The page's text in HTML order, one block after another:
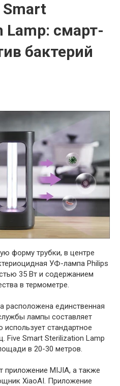
Smart
Lamp: смарт-
бактерий
форму трубки, в центре
УФ-лампа Philips
35 Вт и содержанием
в термометре.
расположена единственная
лампы составляет
использует стандартное
Five Smart Sterilization Lamp
в 20-30 метров.
приложение MIJIA, а также
XiaoAI. Приложение